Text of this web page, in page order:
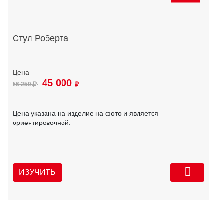
Стул Роберта
56 250 45 000
Цена указана на изделие на фото и является
ориентировочной.
ИЗУЧИТЬ